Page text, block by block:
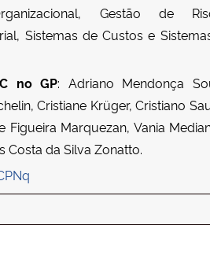
Gestão de
Sistemas de Custos e
no GP: Adriano Mendonça
Cristiane Krüger, Cristiano
Figueira Marquezan, Vania
Costa da Silva Zonatto.